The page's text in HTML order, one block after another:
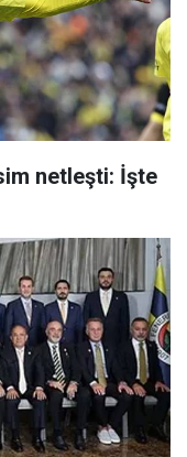
netleşti: İşte